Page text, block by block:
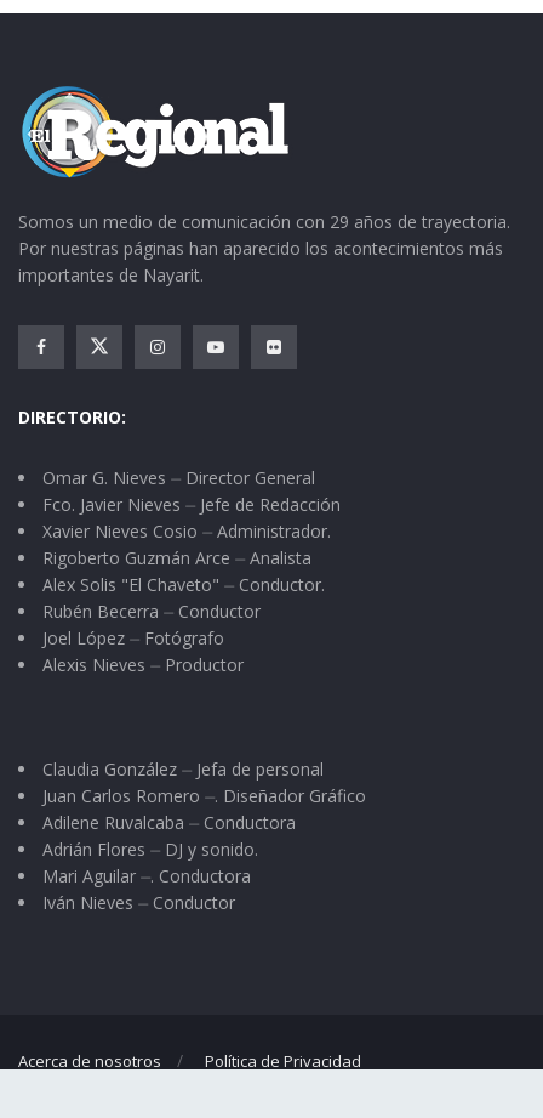
Somos un medio de comunicación con 29 años de trayectoria.
Por nuestras páginas han aparecido los acontecimientos más
importantes de Nayarit.
DIRECTORIO:
Omar G. Nieves ⏤ Director General
Fco. Javier Nieves ⏤ Jefe de Redacción
Xavier Nieves Cosio ⏤ Administrador.
Rigoberto Guzmán Arce ⏤ Analista
Alex Solis "El Chaveto" ⏤ Conductor.
Rubén Becerra ⏤ Conductor
Joel López ⏤ Fotógrafo
Alexis Nieves ⏤ Productor
Claudia González ⏤ Jefa de personal
Juan Carlos Romero ⏤. Diseñador Gráfico
Adilene Ruvalcaba ⏤ Conductora
Adrián Flores ⏤ DJ y sonido.
Mari Aguilar ⏤. Conductora
Iván Nieves ⏤ Conductor
Acerca de nosotros Política de Privacidad